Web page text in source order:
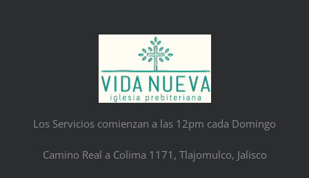
Los Servicios comienzan a las 12pm cada Domingo
Camino Real a Colima 1171, Tlajomulco, Jalisco